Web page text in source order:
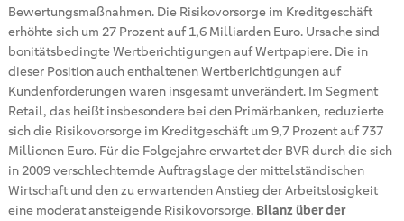
Bewertungsmaßnahmen. Die Risikovorsorge im Kreditgeschäft
erhöhte sich um 27 Prozent auf 1,6 Milliarden Euro. Ursache sind
bonitätsbedingte Wertberichtigungen auf Wertpapiere. Die in
dieser Position auch enthaltenen Wertberichtigungen auf
Kundenforderungen waren insgesamt unverändert. Im Segment
Retail, das heißt insbesondere bei den Primärbanken, reduzierte
sich die Risikovorsorge im Kreditgeschäft um 9,7 Prozent auf 737
Millionen Euro. Für die Folgejahre erwartet der BVR durch die sich
in 2009 verschlechternde Auftragslage der mittelständischen
Wirtschaft und den zu erwartenden Anstieg der Arbeitslosigkeit
eine moderat ansteigende Risikovorsorge. Bilanz über der